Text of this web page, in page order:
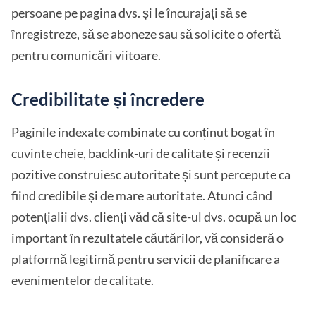
persoane pe pagina dvs. și le încurajați să se
înregistreze, să se aboneze sau să solicite o ofertă
pentru comunicări viitoare.
Credibilitate și încredere
Paginile indexate combinate cu conținut bogat în
cuvinte cheie, backlink-uri de calitate și recenzii
pozitive construiesc autoritate și sunt percepute ca
fiind credibile și de mare autoritate. Atunci când
potențialii dvs. clienți văd că site-ul dvs. ocupă un loc
important în rezultatele căutărilor, vă consideră o
platformă legitimă pentru servicii de planificare a
evenimentelor de calitate.